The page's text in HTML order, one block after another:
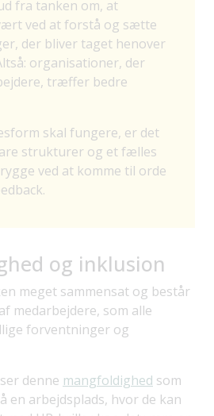
fra tanken om, at
ved at forstå og sætte
der bliver taget henover
organisationer, der
træffer bedre
skal fungere, er det
strukturer og et fælles
ved at komme til orde
og inklusion
meget sammensat og består
medarbejdere, som alle
forventninger og
denne mangfoldighed som
en arbejdsplads, hvor de kan